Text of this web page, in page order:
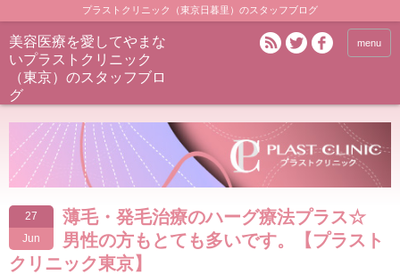
プラストクリニック（東京日暮里）のスタッフブログ
美容医療を愛してやまな
いプラストクリニック
（東京）のスタッフブロ
グ
menu
27
Jun
薄毛・発毛治療のハーグ療法プラス☆
男性の方もとても多いです。【プラスト
クリニック東京】